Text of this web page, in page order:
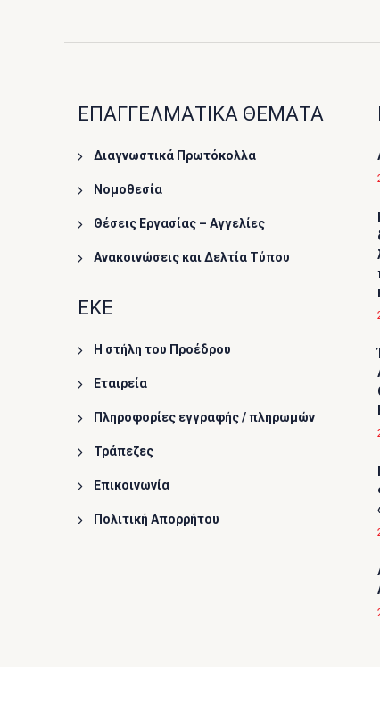
ΕΠΑΓΓΕΛΜΑΤΙΚΑ ΘΕΜΑΤΑ
Διαγνωστικά Πρωτόκολλα
Νομοθεσία
Θέσεις Εργασίας – Αγγελίες
Ανακοινώσεις και Δελτία Τύπου
ΕΚΕ
Η στήλη του Προέδρου
Εταιρεία
Πληροφορίες εγγραφής / πληρωμών
Τράπεζες
Επικοινωνία
Πολιτική Απορρήτου